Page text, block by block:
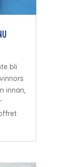
bli
innan,